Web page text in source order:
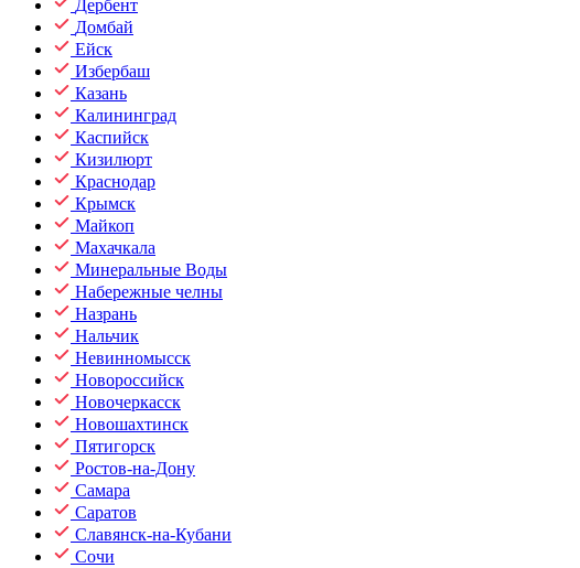
Дербент
Домбай
Ейск
Избербаш
Казань
Калининград
Каспийск
Кизилюрт
Краснодар
Крымск
Майкоп
Махачкала
Минеральные Воды
Набережные челны
Назрань
Нальчик
Невинномысск
Новороссийск
Новочеркасск
Новошахтинск
Пятигорск
Ростов-на-Дону
Самара
Саратов
Славянск-на-Кубани
Сочи